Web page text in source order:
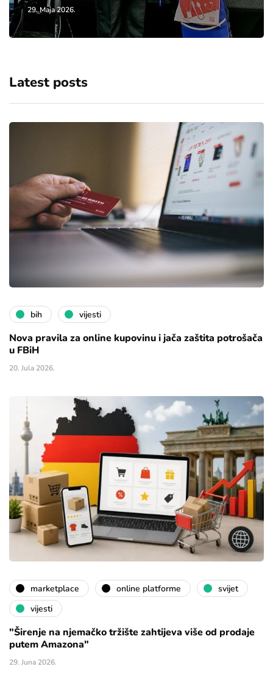
29. Maja 2026.
Latest posts
bih vijesti
Nova pravila za online kupovinu i jača zaštita potrošača
u FBiH
20. Jula 2026.
marketplace online platforme
svijet
vijesti
"Širenje na njemačko tržište zahtijeva više od prodaje
putem Amazona"
29. Juna 2026.